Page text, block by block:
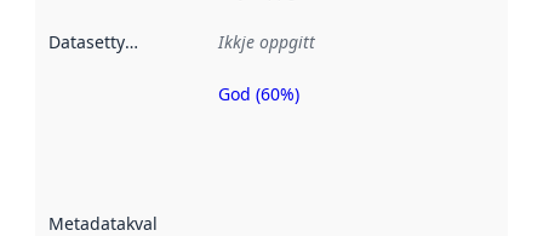
Datasettype Ikkje oppgitt
Metadatakvalitet
Metadatakvalitet
God (60%)